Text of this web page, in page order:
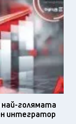
голямата
интегратор